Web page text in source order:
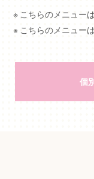
こちらのメニュー
こちらのメニュー
個